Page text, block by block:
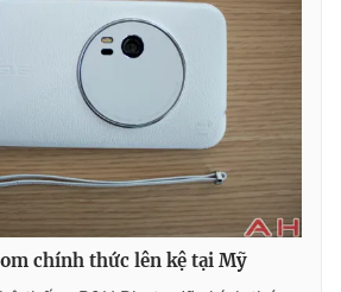
chính thức lên kệ tại Mỹ